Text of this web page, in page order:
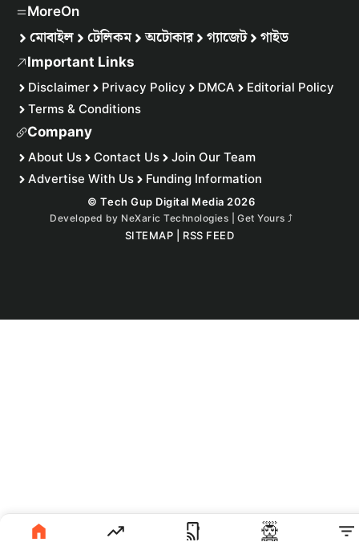
MoreOn
মোবাইল টেলিকম অটোকার গ্যাজেট গাইড
Important Links
Disclaimer Privacy Policy DMCA
Editorial Policy
Terms & Conditions
Company
About Us Contact Us
Join Our Team
Advertise With Us
Funding Information
© Tech Gup Digital Media 2026
Developed by NeXaric Technologies | Get Yours⤴︎
SITEMAP RSS FEED